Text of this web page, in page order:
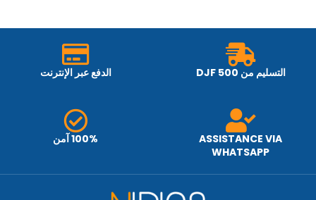
التسليم من 500 DJF الدفع عبر الإنترنت
ASSISTANCE VIA
WHATSAPP
100% آمن